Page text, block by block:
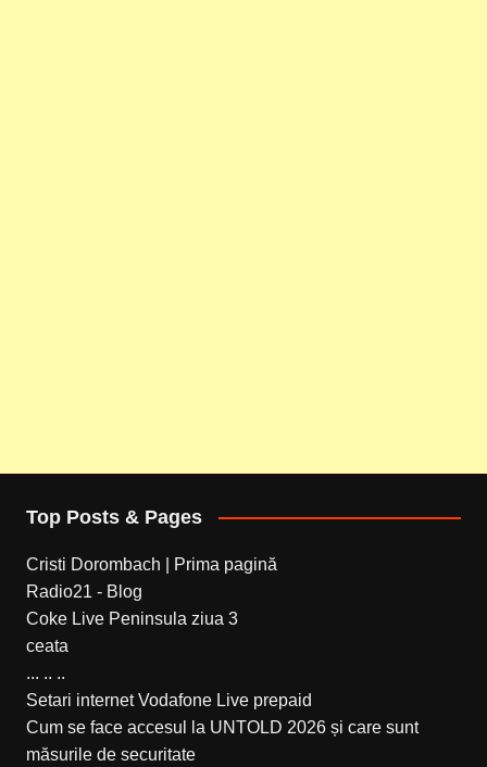
Top Posts & Pages
Cristi Dorombach | Prima pagină
Radio21 - Blog
Coke Live Peninsula ziua 3
ceata
... .. ..
Setari internet Vodafone Live prepaid
Cum se face accesul la UNTOLD 2026 și care sunt
măsurile de securitate